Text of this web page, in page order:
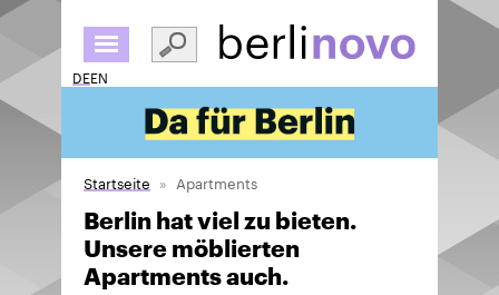
zum
Inhalt
DEEN
Startseite Apartments
Berlin hat viel zu bieten.
Unsere möblierten
Apartments auch.